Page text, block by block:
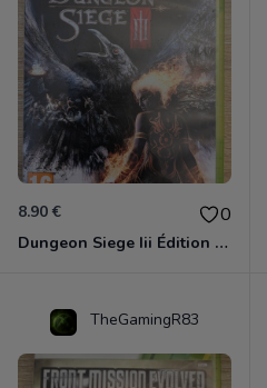
8.90 € 0
Dungeon Siege Iii Édition Limitée - Vf Intégrale Xbox 360
TheGamingR83